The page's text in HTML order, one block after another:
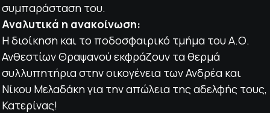
συμπαράσταση του.
Αναλυτικά η ανακοίνωση:
Η διοίκηση και το ποδοσφαιρικό τμήμα του Α.Ο.
Ανθεστίων Θραψανού εκφράζουν τα θερμά
συλλυπητήρια στην οικογένεια των Ανδρέα και
Νίκου Μελαδάκη για την απώλεια της αδελφής τους,
Κατερίνας!